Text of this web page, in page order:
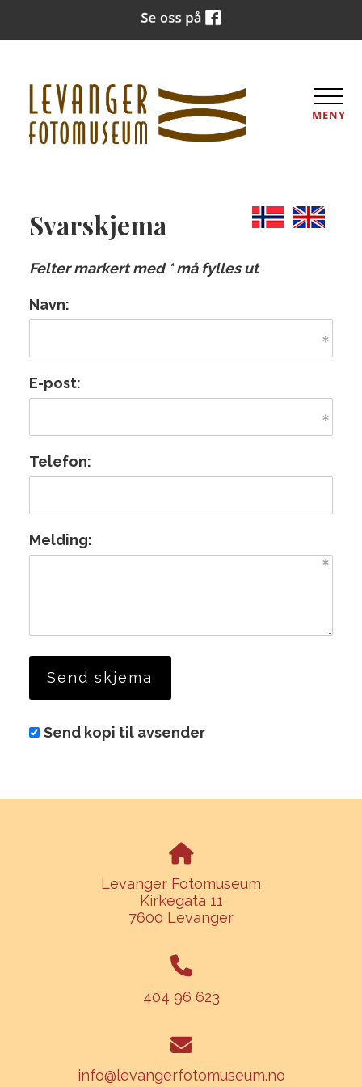
MENY
Svarskjema
Felter markert med * må fylles ut
Navn:
E-post:
Telefon:
Melding:
Send kopi til avsender
Levanger Fotomuseum
Kirkegata 11
7600 Levanger
404 96 623
info@levangerfotomuseum.no